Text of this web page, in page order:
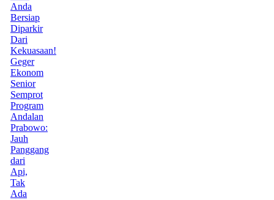
Anda
Bersiap
Diparkir
Dari
Kekuasaan!
Geger
Ekonom
Senior
Semprot
Program
Andalan
Prabowo:
Jauh
Panggang
dari
Api,
Tak
Ada